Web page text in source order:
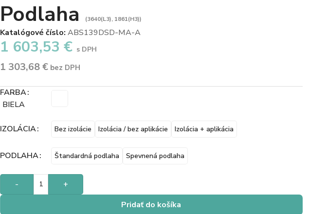
Podlaha (3640(L3), 1861(H3))
Katalógové číslo: ABS139DSD-MA-A
1 603,53 € s DPH
1 303,68€bez DPH
FARBA
BIELA
IZOLÁCIA Bez izolácie Izolácia / bez aplikácie Izolácia + aplikácia
PODLAHA Štandardná podlaha Spevnená podlaha
-
+
Pridať do košíka